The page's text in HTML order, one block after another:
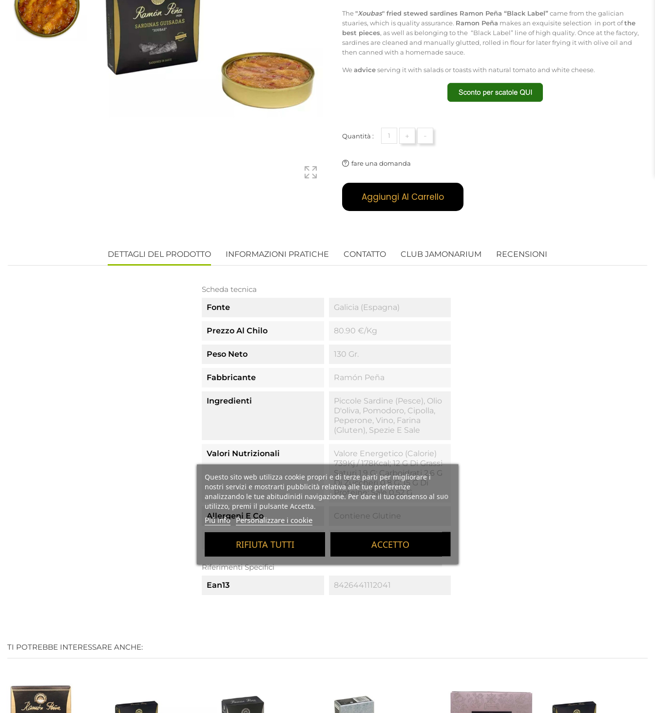
Questo sito web utilizza cookie propri e di terze parti per migliorare i
nostri servizi e mostrarti pubblicità relativa alle tue preferenze
analizzando le tue abitudinidi navigazione. Per dare il tuo consenso al suo
utilizzo, premi il pulsante Accetta.
Piú info Personalizzare i cookie
RIFIUTA TUTTI ACCETTO
The"Xoubas" fried stewed sardines Ramon Peña “Black Label”came from the galician
stuaries, which is quality assurance. Ramon Peña makes an exquisite selection in port ofthe
best pieces, as well as belonging to the “Black Label” line of high quality. Once at the factory,
sardines are cleaned and manually glutted, rolled in flour for later frying it with olive oil and
then canned with a homemade sauce.
Weadviceserving it with salads or toasts with natural tomato and white cheese.
Quantità : + -
fare una domanda
Aggiungi Al Carrello
DETTAGLI DEL PRODOTTO INFORMAZIONI PRATICHE CONTATTO CLUB JAMONARIUM RECENSIONI
Scheda tecnica
Fonte
Galicia (Espagna)
Prezzo Al Chilo 80.90 €/kg
Peso Neto 130 Gr.
Fabbricante Ramón Peña
Ingredienti
Piccole Sardine (pesce), Olio
D'oliva, Pomodoro, Cipolla,
Peperone, Vino, Farina
(gluten), Spezie E Sale
Valori Nutrizionali
Valore Energetico (calorie)
739Kj / 178Kcal; 12 G Di Grassi
Saturi 1,9 G; Carboidrati 2,6 G
Di Zuccheri 0,8 G; 15 G Di
Proteine; Sale 0,52 G
Allergeni E Co Contiene Glutine
Peso Sgocciolato
Riferimenti Specifici
Ean13
8426441112041
TI POTREBBE INTERESSARE ANCHE: